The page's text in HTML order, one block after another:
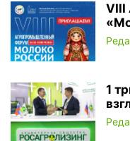
VIII
1